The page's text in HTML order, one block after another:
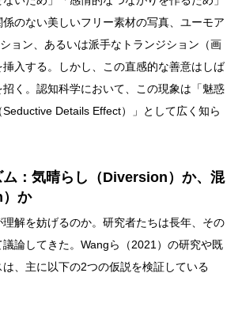
のない美しいフリー素材の写真、ユーモア
ョン、あるいは派手なトランジション（画
入する。しかし、この直感的な善意はしば
招く。認知科学において、この現象は「魅惑
Details Effect）」として広く知ら
ム：気晴らし（Diversion）か、混
か
解を妨げるのか。研究者たちは長年、その
議論してきた。Wangら（2021）の研究や既
、主に以下の2つの仮説を検証している